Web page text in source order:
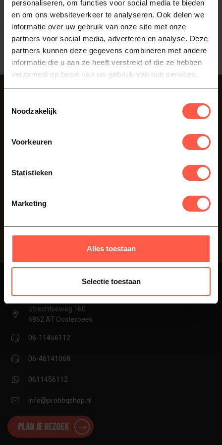
personaliseren, om functies voor social media te bieden
en om ons websiteverkeer te analyseren. Ook delen we
informatie over uw gebruik van onze site met onze
partners voor social media, adverteren en analyse. Deze
partners kunnen deze gegevens combineren met andere
informatie die u aan ze heeft verstrekt of die ze hebben
verzameld op basis van uw gebruik van hun services.
Noodzakelijk
Voorkeuren
Statistieken
Marketing
Alles toestaan
Selectie toestaan
Toon 1-2van 2
Klantenservice
bedrijfsgegevens, antwoorden op veelgestelde vragen en
Vraag onze experts
Blijf op de hoogte over onze laatste acties
proBBQshop
Utrechtseweg 160
6862 AT Oosterbeek
06-11456112
06-46141068
0611456112
info@probbqshop.nl
Plan je bezoek